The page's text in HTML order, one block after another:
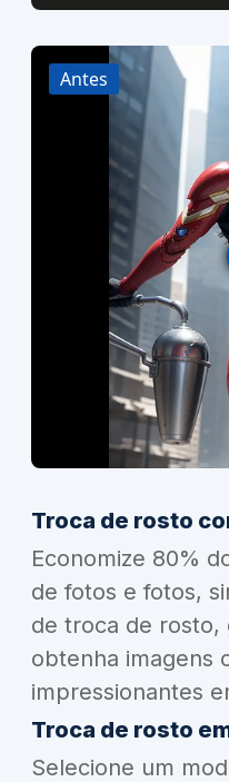
Antes
Troca de rosto
Economize 80%
de fotos e fotos,
de troca de rosto,
obtenha imagens
impressionantes
Troca de rosto
Selecione um